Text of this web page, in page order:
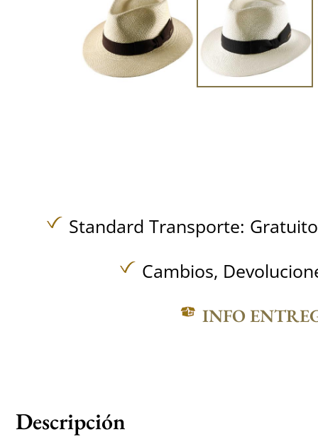
Standard Transporte:
Cambios,
INFO
Descripción